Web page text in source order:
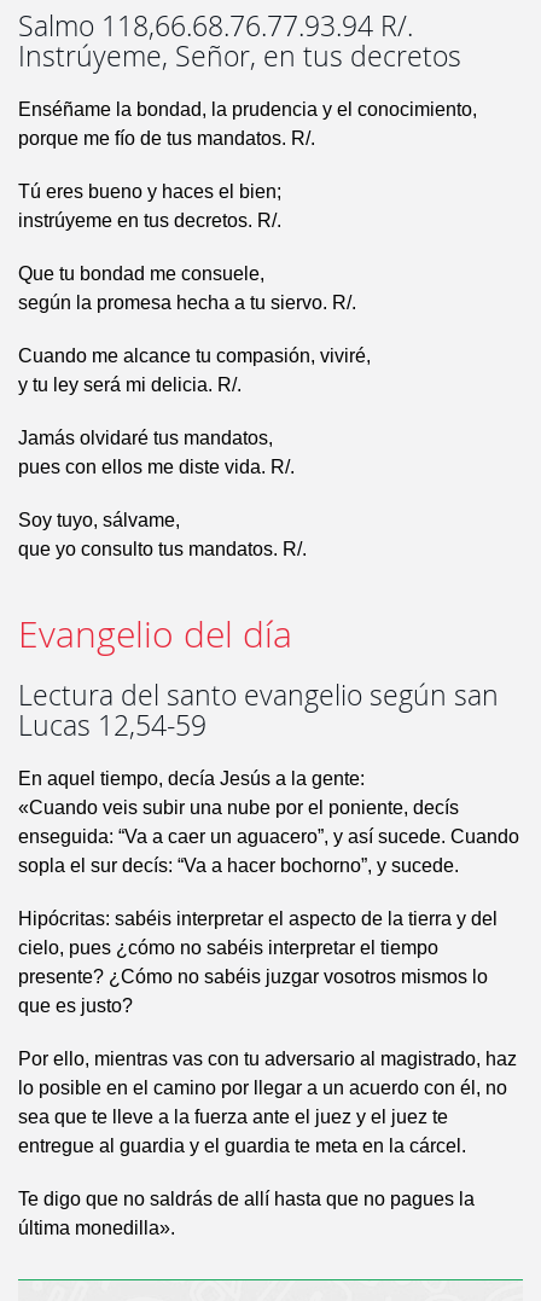
Salmo 118,66.68.76.77.93.94 R/.
Instrúyeme, Señor, en tus decretos
Enséñame la bondad, la prudencia y el conocimiento,
porque me fío de tus mandatos. R/.
Tú eres bueno y haces el bien;
instrúyeme en tus decretos. R/.
Que tu bondad me consuele,
según la promesa hecha a tu siervo. R/.
Cuando me alcance tu compasión, viviré,
y tu ley será mi delicia. R/.
Jamás olvidaré tus mandatos,
pues con ellos me diste vida. R/.
Soy tuyo, sálvame,
que yo consulto tus mandatos. R/.
Evangelio del día
Lectura del santo evangelio según san
Lucas 12,54-59
En aquel tiempo, decía Jesús a la gente:
«Cuando veis subir una nube por el poniente, decís
enseguida: “Va a caer un aguacero”, y así sucede. Cuando
sopla el sur decís: “Va a hacer bochorno”, y sucede.
Hipócritas: sabéis interpretar el aspecto de la tierra y del
cielo, pues ¿cómo no sabéis interpretar el tiempo
presente? ¿Cómo no sabéis juzgar vosotros mismos lo
que es justo?
Por ello, mientras vas con tu adversario al magistrado, haz
lo posible en el camino por llegar a un acuerdo con él, no
sea que te lleve a la fuerza ante el juez y el juez te
entregue al guardia y el guardia te meta en la cárcel.
Te digo que no saldrás de allí hasta que no pagues la
última monedilla».